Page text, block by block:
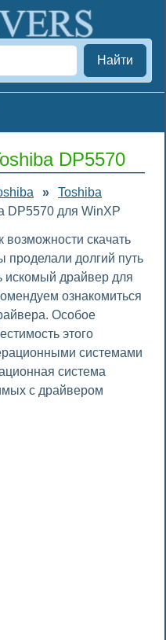
Найти
DP5570
»
Toshiba
DP5570 для WinXP
возможности скачать
проделали долгий путь
искомый драйвер для
ознакомиться
Особое
этого
системами
система
с драйвером